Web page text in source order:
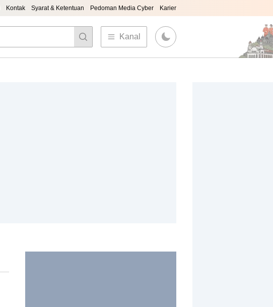
Kontak Syarat & Ketentuan Pedoman Media Cyber Karier
Kanal